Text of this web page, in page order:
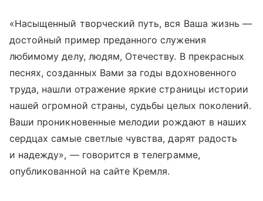
«Насыщенный творческий путь, вся Ваша жизнь —
достойный пример преданного служения
любимому делу, людям, Отечеству. В прекрасных
песнях, созданных Вами за годы вдохновенного
труда, нашли отражение яркие страницы истории
нашей огромной страны, судьбы целых поколений.
Ваши проникновенные мелодии рождают в наших
сердцах самые светлые чувства, дарят радость
и надежду», — говорится в телеграмме,
опубликованной на сайте Кремля.